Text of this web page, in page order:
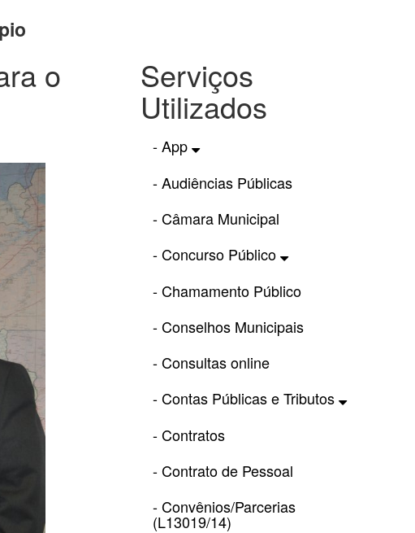
o Serviços
Utilizados
- App
- Audiências Públicas
- Câmara Municipal
- Concurso Público
- Chamamento Público
- Conselhos Municipais
- Consultas online
- Contas Públicas e Tributos
- Contratos
- Contrato de Pessoal
- Convênios/Parcerias
(L13019/14)